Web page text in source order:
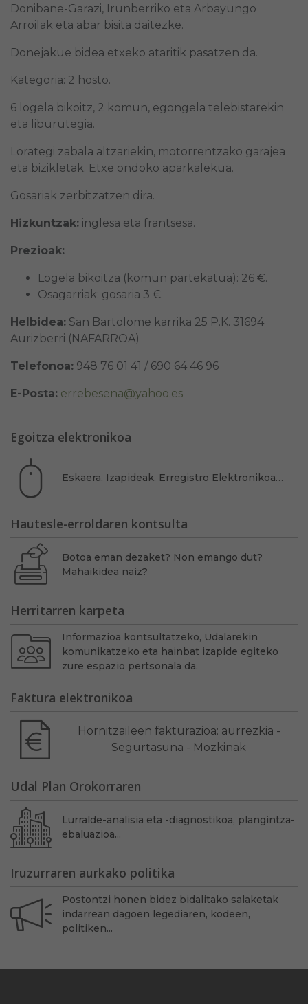
Donibane-Garazi, Irunberriko eta Arbayungo
Arroilak eta abar bisita daitezke.
Donejakue bidea etxeko ataritik pasatzen da.
Kategoria: 2 hosto.
6 logela bikoitz, 2 komun, egongela telebistarekin
eta liburutegia.
Lorategi zabala altzariekin, motorrentzako garajea
eta bizikletak. Etxe ondoko aparkalekua.
Gosariak zerbitzatzen dira.
Hizkuntzak: inglesa eta frantsesa.
Prezioak:
Logela bikoitza (komun partekatua): 26 €.
Osagarriak: gosaria 3 €.
Helbidea: San Bartolome karrika 25 P.K. 31694
Aurizberri (NAFARROA)
Telefonoa: 948 76 01 41 / 690 64 46 96
E-Posta: errebesena@yahoo.es
Egoitza elektronikoa
Eskaera, Izapideak, Erregistro Elektronikoa…
Hautesle-erroldaren kontsulta
Botoa eman dezaket? Non emango dut?
Mahaikidea naiz?
Herritarren karpeta
Informazioa kontsultatzeko, Udalarekin
komunikatzeko eta hainbat izapide egiteko
zure espazio pertsonala da.
Faktura elektronikoa
Hornitzaileen fakturazioa: aurrezkia -
Segurtasuna - Mozkinak
Udal Plan Orokorraren
Lurralde-analisia eta -diagnostikoa, plangintza-
ebaluazioa...
Iruzurraren aurkako politika
Postontzi honen bidez bidalitako salaketak
indarrean dagoen legediaren, kodeen,
politiken...